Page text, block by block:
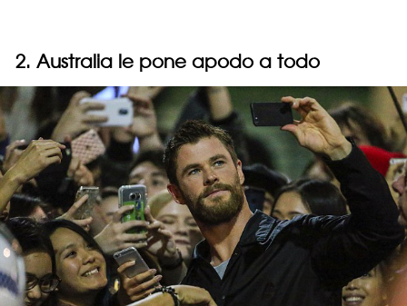
2. Australia le pone apodo a todo